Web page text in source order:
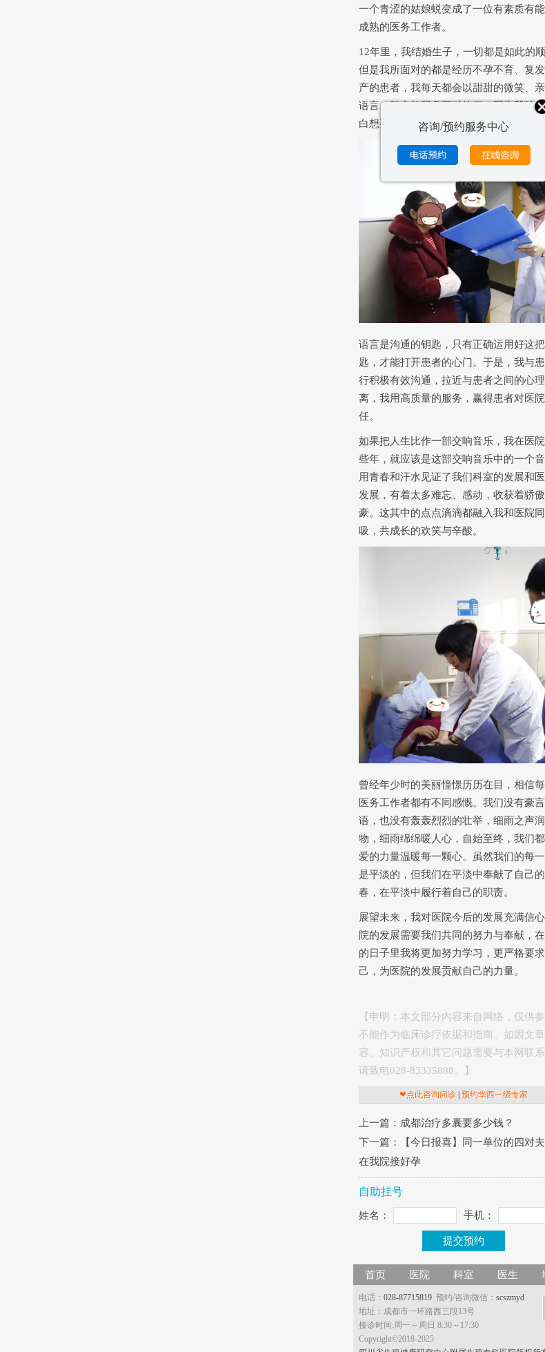
一个青涩的姑娘蜕变成了一位有素质有能
成熟的医务工作者。
12年里，我结婚生子，一切都是如此的顺
但是我所面对的都是经历不孕不育、复
产的患者，我每天都会以甜甜的微笑、
语言、贴心的服务面对他们，因为我特
白想要成为一名幸福的老母亲有多么不容
语言是沟通的钥匙，只有正确运用好这
匙，才能打开患者的心门。于是，我与
行积极有效沟通，拉近与患者之间的心
离，我用高质量的服务，赢得患者对医
任。
如果把人生比作一部交响音乐，我在医
些年，就应该是这部交响音乐中的一个音
用青春和汗水见证了我们科室的发展和
发展，有着太多难忘、感动，收获着骄
豪。这其中的点点滴滴都融入我和医院
吸，共成长的欢笑与辛酸。
曾经年少时的美丽憧憬历历在目，相信
医务工作者都有不同感慨。我们没有豪
语，也没有轰轰烈烈的壮举，细雨之声
物，细雨绵绵暖人心，自始至终，我们
爱的力量温暖每一颗心。虽然我们的每
是平淡的，但我们在平淡中奉献了自己
春，在平淡中履行着自己的职责。
展望未来，我对医院今后的发展充满信
院的发展需要我们共同的努力与奉献，
的日子里我将更加努力学习，更严格要
己，为医院的发展贡献自己的力量。
【申明：本文部分内容来自网络，仅供参
不能作为临床诊疗依据和指南。如因文
容、知识产权和其它问题需要与本网联系
请致电028-83335888。】
❤点此咨询问诊 预约华西一级专家
上一篇：成都治疗多囊要多少钱？
下一篇：【今日报喜】同一单位的四对夫
在我院接好孕
自助挂号
姓名： 手机：
首页 医院 科室 医生
电话： 028-87715819 预约/咨询微信： scszmyd
地址：成都市一环路西三段13号
接诊时间:周一～周日 8:30～17:30
Copyright©2018-2025
咨询/预约服务中心